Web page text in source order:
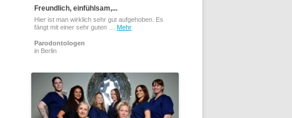
Freundlich, einfühlsam,...
Hier ist man wirklich sehr gut aufgehoben. Es
fängt mit einer sehr guten … Mehr
Parodontologen
in Berlin